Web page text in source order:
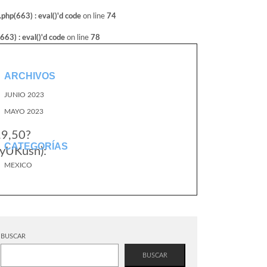
: eval()'d code on line 74
: eval()'d code on line 78
ARCHIVOS
JUNIO 2023
MAYO 2023
CATEGORÍAS
MEXICO
BUSCAR
BUSCAR